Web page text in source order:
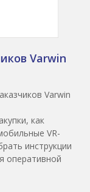
Varwin
Varwin
как
VR-
инструкции
оперативной